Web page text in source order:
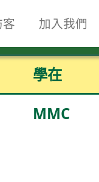
客 加入我們
學在
MMC